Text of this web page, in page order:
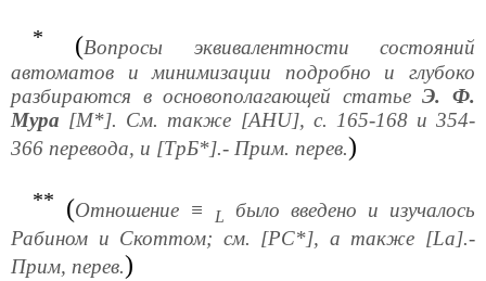
* (Вопросы эквивалентности состояний
автоматов и минимизации подробно и глубоко
разбираются в основополагающей статьеЭ. Ф.
Мура [М*]. См. также [AHU], с. 165-168 и 354-
366 перевода, и [ТрБ*].- Прим. перев.)
** (Отношение ≡ L
было введено и изучалось
Рабином и Скоттом; см. [PC*], а также [La].-
Прим, перев.)